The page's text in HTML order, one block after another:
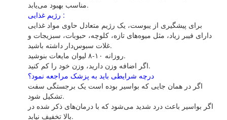
مناسب‌ بهبود می‌یابد.
رژیم‌ غذایی‌ :
برای‌ پیشگیری‌ از یبوست‌، یک‌ رژیم‌ متعادل‌ حاوی‌ مواد غذایی‌
دارای‌ فیبر زیاد، مثل‌ میوه‌های‌ تازه‌، کلوچه‌، حبوبات‌، سبزیجات‌ و
غلات‌ سبوس‌دار داشته‌ باشید.
روزانه‌ ۱۰-۸ لیوان‌ مایعات‌ بنوشید.
اگر اضافه‌ وزن‌ دارید، وزن‌ خود را کم‌ کنید.
درچه شرایطی باید به پزشک مراجعه نمود؟
اگر در همان‌ جایی‌ که‌ بواسیر بوده‌ است‌ یک‌ برجستگی‌ سفت‌
تشکیل‌ شود.
اگر بواسیر باعث‌ درد شدید می‌شود که‌ با درمان‌های‌ ذکر شده‌ در
بالا تخفیف‌ نیابد.